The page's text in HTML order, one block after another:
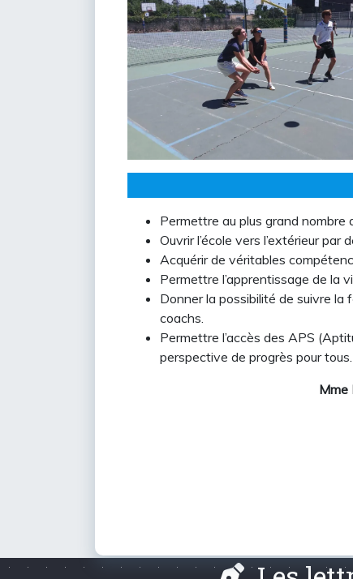
Permettre au plus grand nombre
Ouvrir l’école vers l’extérieur par
Acquérir de véritables
Permettre l’apprentissage de la
Donner la possibilité de suivre
coachs.
Permettre l’accès des APS
perspective de progrès pour tous.
Mme